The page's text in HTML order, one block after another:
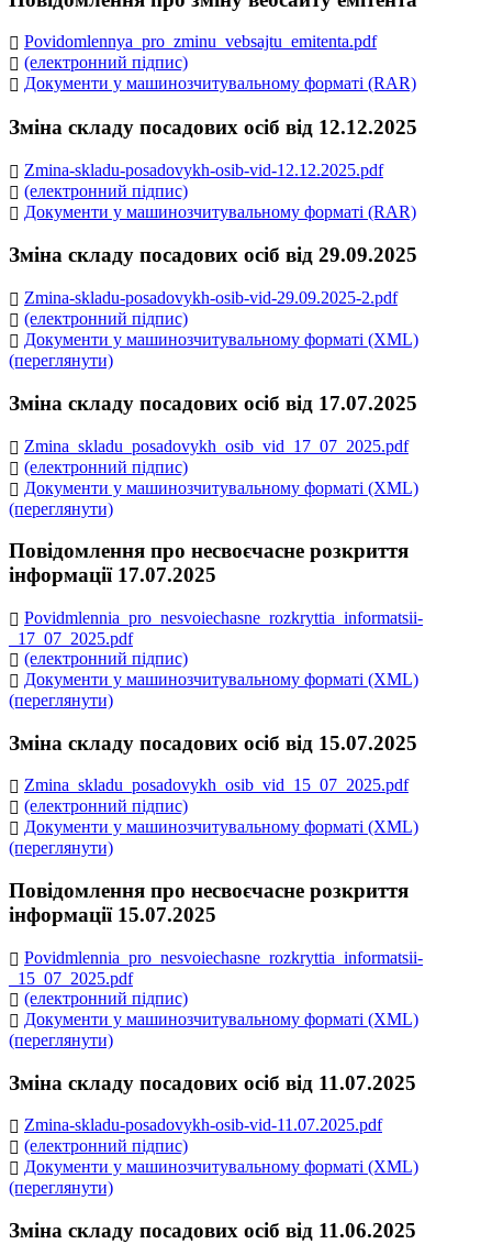
Povidomlennya_pro_zminu_vebsajtu_emitenta.pdf
(електронний підпис)
Документи у машинозчитувальному форматі (RAR)
Зміна складу посадових осіб від 12.12.2025
Zmina-skladu-posadovykh-osib-vid-12.12.2025.pdf
(електронний підпис)
Документи у машинозчитувальному форматі (RAR)
Зміна складу посадових осіб від 29.09.2025
Zmina-skladu-posadovykh-osib-vid-29.09.2025-2.pdf
(електронний підпис)
Документи у машинозчитувальному форматі (XML)
(переглянути)
Зміна складу посадових осіб від 17.07.2025
Zmina_skladu_posadovykh_osib_vid_17_07_2025.pdf
(електронний підпис)
Документи у машинозчитувальному форматі (XML)
(переглянути)
Повідомлення про несвоєчасне розкриття
інформації 17.07.2025
Povidmlennia_pro_nesvoiechasne_rozkryttia_informatsii-
_17_07_2025.pdf
(електронний підпис)
Документи у машинозчитувальному форматі (XML)
(переглянути)
Зміна складу посадових осіб від 15.07.2025
Zmina_skladu_posadovykh_osib_vid_15_07_2025.pdf
(електронний підпис)
Документи у машинозчитувальному форматі (XML)
(переглянути)
Повідомлення про несвоєчасне розкриття
інформації 15.07.2025
Povidmlennia_pro_nesvoiechasne_rozkryttia_informatsii-
_15_07_2025.pdf
(електронний підпис)
Документи у машинозчитувальному форматі (XML)
(переглянути)
Зміна складу посадових осіб від 11.07.2025
Zmina-skladu-posadovykh-osib-vid-11.07.2025.pdf
(електронний підпис)
Документи у машинозчитувальному форматі (XML)
(переглянути)
Зміна складу посадових осіб від 11.06.2025